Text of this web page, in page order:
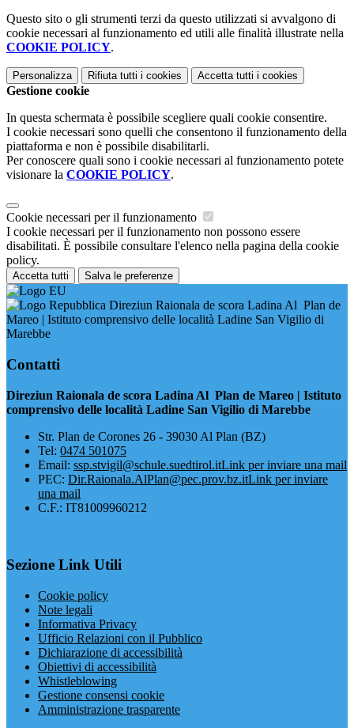
Questo sito o gli strumenti terzi da questo utilizzati si avvalgono di
cookie necessari al funzionamento ed utili alle finalità illustrate nella
COOKIE POLICY.
Personalizza Rifiuta tutti i cookies Accetta tutti i cookies
Gestione cookie
In questa schermata è possibile scegliere quali cookie consentire.
I cookie necessari sono quelli che consentono il funzionamento della
piattaforma e non è possibile disabilitarli.
Per conoscere quali sono i cookie necessari al funzionamento potete
visionare la COOKIE POLICY.
Cookie necessari per il funzionamento
I cookie necessari per il funzionamento non possono essere
disabilitati. È possibile consultare l'elenco nella pagina della cookie
policy.
Accetta tutti Salva le preferenze
Direziun Raionala de scora Ladina Al Plan de
Mareo | Istituto comprensivo delle località Ladine San Vigilio di
Marebbe
Contatti
Direziun Raionala de scora Ladina Al Plan de Mareo | Istituto
comprensivo delle località Ladine San Vigilio di Marebbe
​Str. Plan de Corones 26 - 39030 Al Plan (BZ)
Tel: 0474 501075
Email: ssp.stvigil@schule.suedtirol.itLink per inviare una mail
PEC: Dir.Raionala.AlPlan@pec.prov.bz.itLink per inviare
una mail
C.F.: IT81009960212
Sezione Link Utili
Cookie policy
Note legali
Informativa Privacy
Ufficio Relazioni con il Pubblico
Dichiarazione di accessibilità
Obiettivi di accessibilità
Whistleblowing
Gestione consensi cookie
Amministrazione trasparente